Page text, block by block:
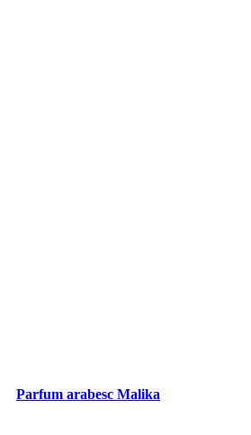
Parfum arabesc Malika